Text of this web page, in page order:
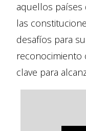
aquellos
las
desafíos para
reconocimiento
clave para